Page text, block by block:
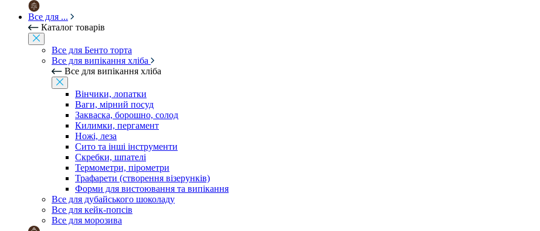
Все для ...
Каталог товарів
Все для Бенто торта
Все для випікання хліба
Все для випікання хліба
Вінчики, лопатки
Ваги, мірний посуд
Закваска, борошно, солод
Килимки, пергамент
Ножі, леза
Сито та інші інструменти
Скребки, шпателі
Термометри, пірометри
Трафарети (створення візерунків)
Форми для вистоювання та випікання
Все для дубайського шоколаду
Все для кейк-попсів
Все для морозива